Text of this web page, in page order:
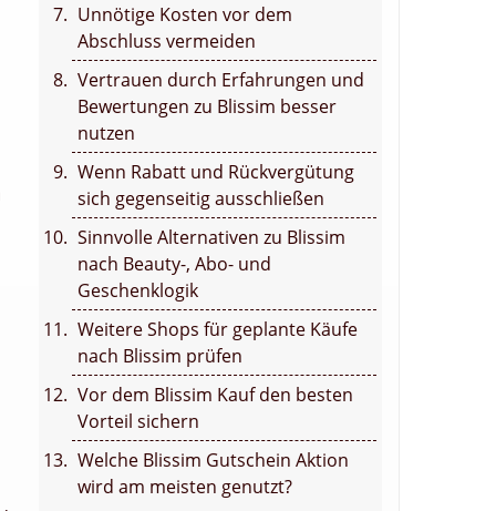
Unnötige Kosten vor dem
Abschluss vermeiden
Vertrauen durch Erfahrungen und
Bewertungen zu Blissim besser
nutzen
Wenn Rabatt und Rückvergütung
sich gegenseitig ausschließen
Sinnvolle Alternativen zu Blissim
nach Beauty-, Abo- und
Geschenklogik
Weitere Shops für geplante Käufe
nach Blissim prüfen
Vor dem Blissim Kauf den besten
Vorteil sichern
Welche Blissim Gutschein Aktion
wird am meisten genutzt?